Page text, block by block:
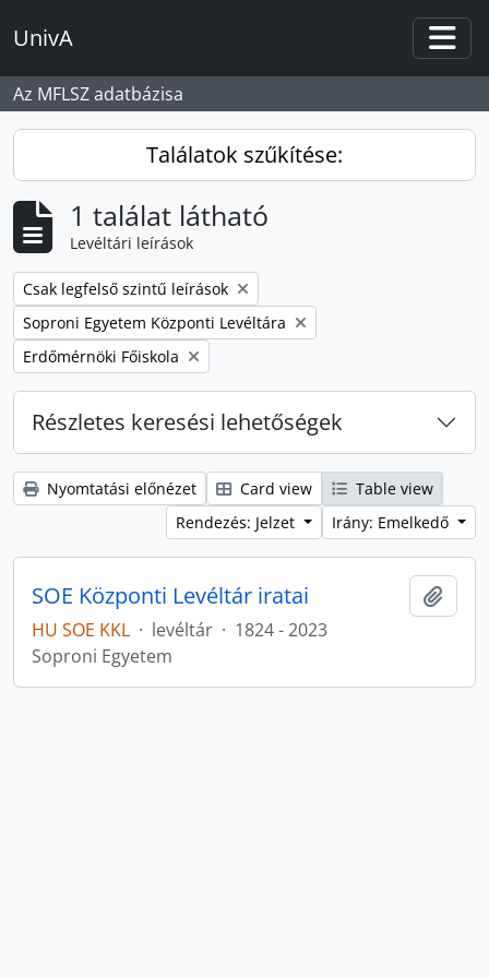
UnivA
Az MFLSZ adatbázisa
Találatok szűkítése:
1 találat látható
Levéltári leírások
Remove filter:
Csak legfelső szintű leírások
Remove filter:
Soproni Egyetem Központi Levéltára
Remove filter:
Erdőmérnöki Főiskola
Részletes keresési lehetőségek
Nyomtatási előnézet Card view
Table view
Rendezés: Jelzet
Irány: Emelkedő
SOE Központi Levéltár iratai
HU SOE KKL · levéltár · 1824 - 2023
Soproni Egyetem